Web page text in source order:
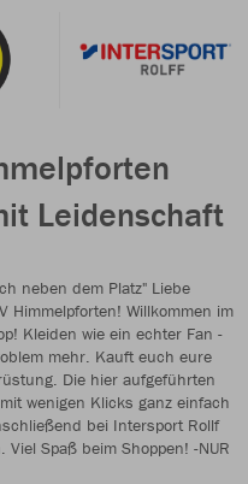
Leidenschaft
neben dem Platz" Liebe
Himmelpforten! Willkommen im
Kleiden wie ein echter Fan -
mehr. Kauft euch eure
Die hier aufgeführten
wenigen Klicks ganz einfach
bei Intersport Rollf
Viel Spaß beim Shoppen! -NUR